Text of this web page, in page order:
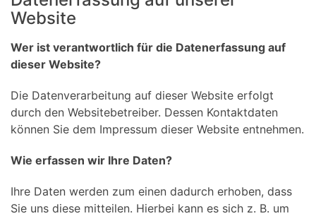
Website
Wer ist verantwortlich für die Datenerfassung auf
dieser Website?
Die Datenverarbeitung auf dieser Website erfolgt
durch den Websitebetreiber. Dessen Kontaktdaten
können Sie dem Impressum dieser Website entnehmen.
Wie erfassen wir Ihre Daten?
Ihre Daten werden zum einen dadurch erhoben, dass
Sie uns diese mitteilen. Hierbei kann es sich z. B. um